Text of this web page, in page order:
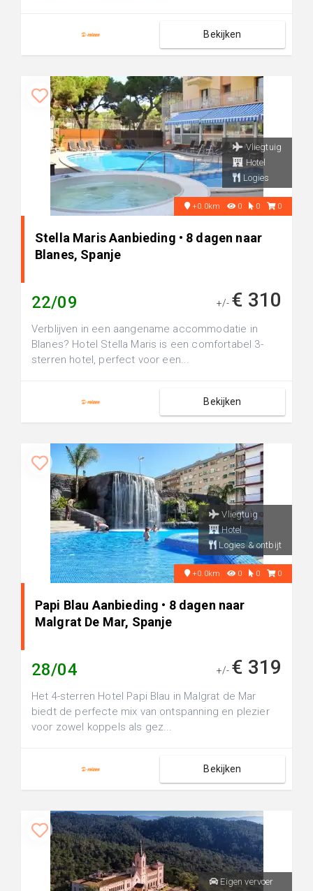
Bekijken
Vliegtuig
Hotel
Logies
+0.0km 0 0 0
Stella Maris Aanbieding • 8 dagen naar
Blanes, Spanje
22/09 +/- € 310
Verblijven in een aangename accommodatie in
Blanes? Hotel Stella Maris is een comfortabel 3-
sterren hotel, perfect voor een...
Bekijken
Vliegtuig
Hotel
Logies & ontbijt
+0.0km 0 0 0
Papi Blau Aanbieding • 8 dagen naar
Malgrat De Mar, Spanje
28/04 +/- € 319
Het 4-sterren Hotel Papi Blau in Malgrat de Mar
biedt de perfecte mix van ontspanning en plezier
voor zowel koppels als gez...
Bekijken
Eigen vervoer